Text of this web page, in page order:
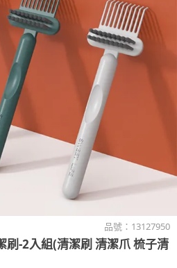
品號： 13127950
刷-2入組(清潔刷 清潔爪 梳子清